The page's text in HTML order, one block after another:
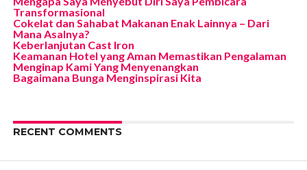
Transformasional
Cokelat dan Sahabat Makanan Enak Lainnya – Dari
Mana Asalnya?
Keberlanjutan Cast Iron
Keamanan Hotel yang Aman Memastikan Pengalaman
Menginap Kami Yang Menyenangkan
Bagaimana Bunga Menginspirasi Kita
RECENT COMMENTS